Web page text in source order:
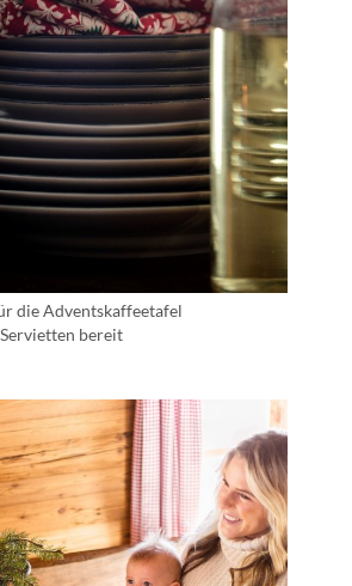
die Adventskaffeetafel
bereit